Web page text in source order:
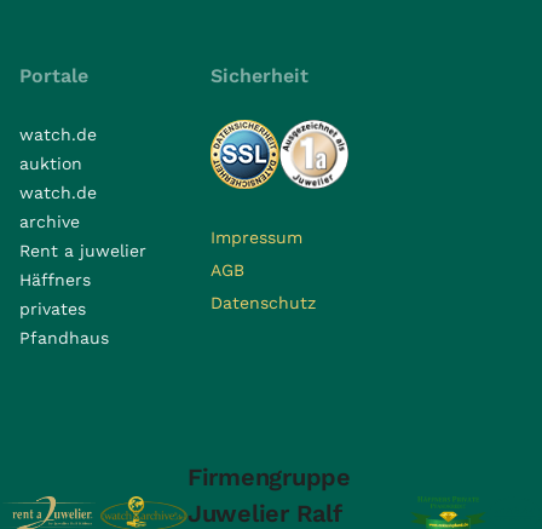
Portale
watch.de
auktion
watch.de
archive
Rent a juwelier
Häffners
privates
Pfandhaus
Sicherheit
Impressum
AGB
Datenschutz
Firmengruppe
Juwelier Ralf